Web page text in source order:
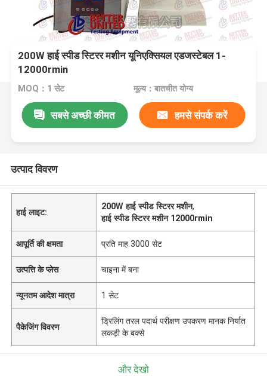
200W हाई स्पीड स्टिरर मशीन यूनिएक्सियल एडजस्टेबल 1-
12000rmin
MOQ：1 सेट मूल्य：बातचीत योग्य
सबसे अच्छी कीमत हमसे संपर्क करें
उत्पाद विवरण
हाई लाइट:
200W हाई स्पीड स्टिरर मशीन,
हाई स्पीड स्टिरर मशीन 12000rmin
आपूर्ति की क्षमता प्रति माह 3000 सेट
उत्पत्ति के प्लेस चाइना में बना
न्यूनतम आदेश मात्रा 1 सेट
पैकेजिंग विवरण
ड्रिलिंग तरल पदार्थ परीक्षण उपकरण मानक निर्यात
लकड़ी के बक्से
और देखो